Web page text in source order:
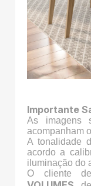
Importante
As imagens
acompanham
A tonalidade
acordo a
iluminação do
O cliente